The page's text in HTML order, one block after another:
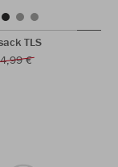
TLS
€